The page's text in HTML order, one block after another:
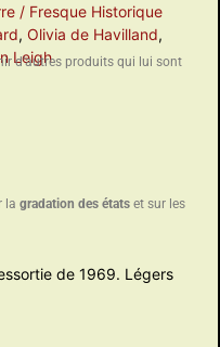
/ Fresque Historique
, Olivia de Havilland,
Leigh
d’autres produits qui lui sont
la gradation des états et sur les
de 1969. Légers